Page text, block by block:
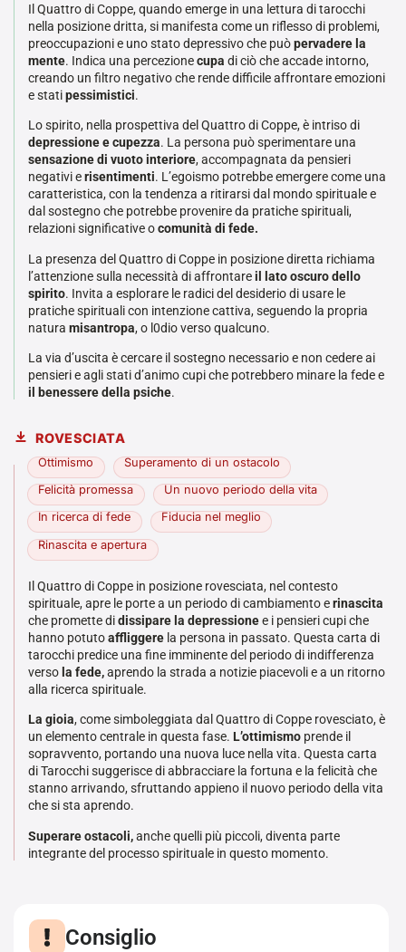
Il Quattro di Coppe, quando emerge in una lettura di tarocchi
nella posizione dritta, si manifesta come un riflesso di problemi,
preoccupazioni e uno stato depressivo che puòpervadere la
mente. Indica una percezionecupa di ciò che accade intorno,
creando un filtro negativo che rende difficile affrontare emozioni
e statipessimistici.
Lo spirito, nella prospettiva del Quattro di Coppe, è intriso di
depressione e cupezza. La persona può sperimentare una
sensazione di vuoto interiore, accompagnata da pensieri
negativi erisentimenti. L’egoismo potrebbe emergere come una
caratteristica, con la tendenza a ritirarsi dal mondo spirituale e
dal sostegno che potrebbe provenire da pratiche spirituali,
relazioni significative ocomunità di fede.
La presenza del Quattro di Coppe in posizione diretta richiama
l’attenzione sulla necessità di affrontareil lato oscuro dello
spirito. Invita a esplorare le radici del desiderio di usare le
pratiche spirituali con intenzione cattiva, seguendo la propria
natura misantropa, o l0dio verso qualcuno.
La via d’uscita è cercare il sostegno necessario e non cedere ai
pensieri e agli stati d’animo cupi che potrebbero minare la fede e
il benessere della psiche.
ROVESCIATA
Ottimismo Superamento di un ostacolo
Felicità promessa Un nuovo periodo della vita
In ricerca di fede Fiducia nel meglio
Rinascita e apertura
Il Quattro di Coppe in posizione rovesciata, nel contesto
spirituale, apre le porte a un periodo di cambiamento erinascita
che promette didissipare la depressionee i pensieri cupi che
hanno potutoaffliggere la persona in passato. Questa carta di
tarocchi predice una fine imminente del periodo di indifferenza
verso la fede,aprendo la strada a notizie piacevoli e a un ritorno
alla ricerca spirituale.
La gioia, come simboleggiata dal Quattro di Coppe rovesciato, è
un elemento centrale in questa fase. L’ottimismo prende il
sopravvento, portando una nuova luce nella vita. Questa carta
di Tarocchi suggerisce di abbracciare la fortuna e la felicità che
stanno arrivando, sfruttando appieno il nuovo periodo della vita
che si sta aprendo.
Superare ostacoli,anche quelli più piccoli, diventa parte
integrante del processo spirituale in questo momento.
Consiglio